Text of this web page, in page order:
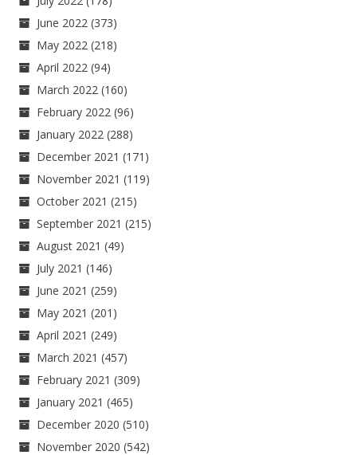
June 2022 (373)
May 2022 (218)
April 2022 (94)
March 2022 (160)
February 2022 (96)
January 2022 (288)
December 2021 (171)
November 2021 (119)
October 2021 (215)
September 2021 (215)
August 2021 (49)
July 2021 (146)
June 2021 (259)
May 2021 (201)
April 2021 (249)
March 2021 (457)
February 2021 (309)
January 2021 (465)
December 2020 (510)
November 2020 (542)